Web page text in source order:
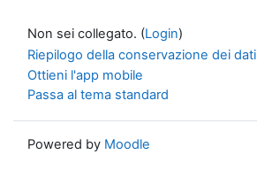
Non sei collegato. (Login)
Riepilogo della conservazione dei dati
Ottieni l'app mobile
Passa al tema standard
Powered by Moodle